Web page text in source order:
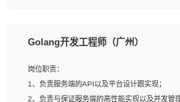
2、熟悉PostgreSQL、redis、MongoDB、
4、熟悉Hadoop、HBASE、Spark等大数据平台
Golang开发工程师（广州）
岗位职责：
1、负责服务端的API以及平台设计跟实现；
2、负责与保证服务端的高性能实现以及并发管